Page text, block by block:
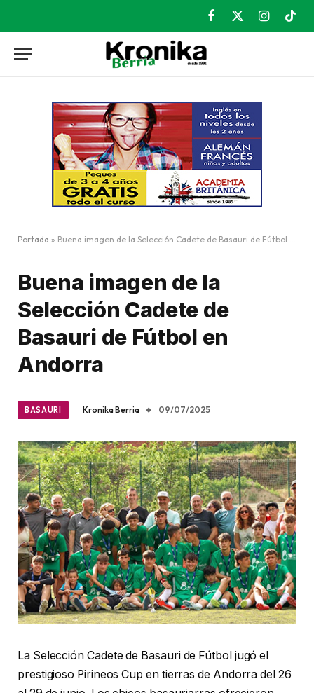
Facebook
X
Instagram
Portada » Buena imagen de la Selección Cadete de Basauri de Fútbol en Andorra
Buena imagen de la
Selección Cadete de
Basauri de Fútbol en
Andorra
BASAURI Kronika Berria 09/07/2025
La Selección Cadete de Basauri de Fútbol jugó el
prestigioso Pirineos Cup en tierras de Andorra del 26